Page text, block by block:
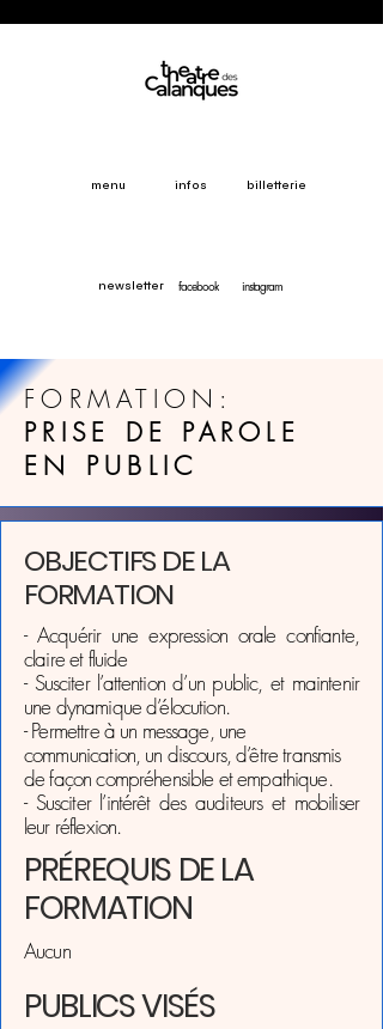
menu infos billetterie
newsletter facebook instagram
FORMATION:
PRISE DE PAROLE
EN PUBLIC
OBJECTIFS DE LA
FORMATION
- Acquérir une expression orale confiante,
claire et fluide
- Susciter l’attention d’un public, et maintenir
une dynamique d’élocution.
- Permettre à un message, une
communication, un discours, d’être transmis
de façoncompréhensible et empathique.
- Susciter l’intérêt des auditeurs et mobiliser
leur réflexion.
PRÉREQUIS DE LA
FORMATION
Aucun
PUBLICS VISÉS